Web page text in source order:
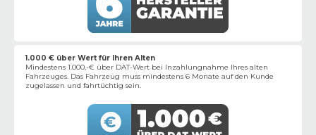
1.000 € über Wert für Ihren Alten
Mindestens 1.000,-€ über DAT-Wert bei Inzahlungnahme Ihres alten
Fahrzeuges. Das Fahrzeug muss mindestens 6 Monate auf den Kunde
zugelassen und fahrtüchtig sein.